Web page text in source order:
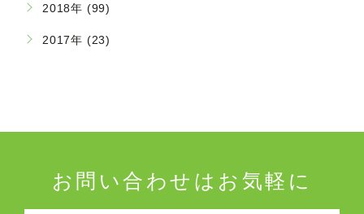
2018年 (99)
2017年 (23)
お問い合わせはお気軽に